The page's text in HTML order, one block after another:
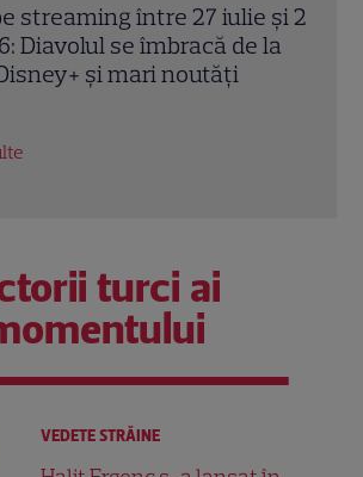
revine pe Netflix în
Noutăți majore despre
și noul serial Dan Brown
turci ai
VEDETE STRĂINE